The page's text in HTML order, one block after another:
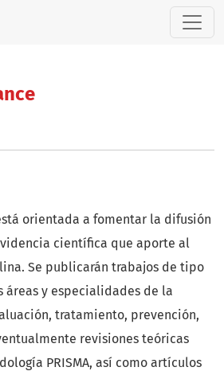
orientada a fomentar la difusión
científica que aporte al
Se publicarán trabajos de tipo
áreas y especialidades de la
tratamiento, prevención,
revisiones teóricas
PRISMA, así como artículos